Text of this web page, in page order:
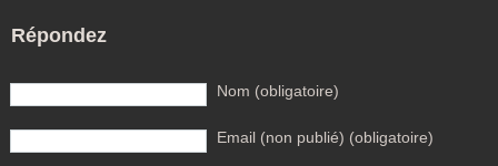
Répondez
Nom (obligatoire)
Email (non publié) (obligatoire)